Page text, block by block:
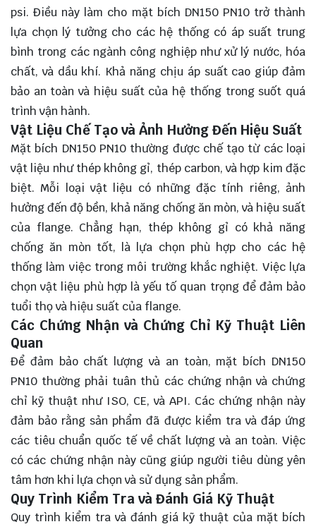
psi. Điều này làm cho mặt bích DN150 PN10 trở thành
lựa chọn lý tưởng cho các hệ thống có áp suất trung
bình trong các ngành công nghiệp như xử lý nước, hóa
chất, và dầu khí. Khả năng chịu áp suất cao giúp đảm
bảo an toàn và hiệu suất của hệ thống trong suốt quá
trình vận hành.
Vật Liệu Chế Tạo và Ảnh Hưởng Đến Hiệu Suất
Mặt bích DN150 PN10 thường được chế tạo từ các loại
vật liệu như thép không gỉ, thép carbon, và hợp kim đặc
biệt. Mỗi loại vật liệu có những đặc tính riêng, ảnh
hưởng đến độ bền, khả năng chống ăn mòn, và hiệu suất
của flange. Chẳng hạn, thép không gỉ có khả năng
chống ăn mòn tốt, là lựa chọn phù hợp cho các hệ
thống làm việc trong môi trường khắc nghiệt. Việc lựa
chọn vật liệu phù hợp là yếu tố quan trọng để đảm bảo
tuổi thọ và hiệu suất của flange.
Các Chứng Nhận và Chứng Chỉ Kỹ Thuật Liên
Quan
Để đảm bảo chất lượng và an toàn, mặt bích DN150
PN10 thường phải tuân thủ các chứng nhận và chứng
chỉ kỹ thuật như ISO, CE, và API. Các chứng nhận này
đảm bảo rằng sản phẩm đã được kiểm tra và đáp ứng
các tiêu chuẩn quốc tế về chất lượng và an toàn. Việc
có các chứng nhận này cũng giúp người tiêu dùng yên
tâm hơn khi lựa chọn và sử dụng sản phẩm.
Quy Trình Kiểm Tra và Đánh Giá Kỹ Thuật
Quy trình kiểm tra và đánh giá kỹ thuật của mặt bích